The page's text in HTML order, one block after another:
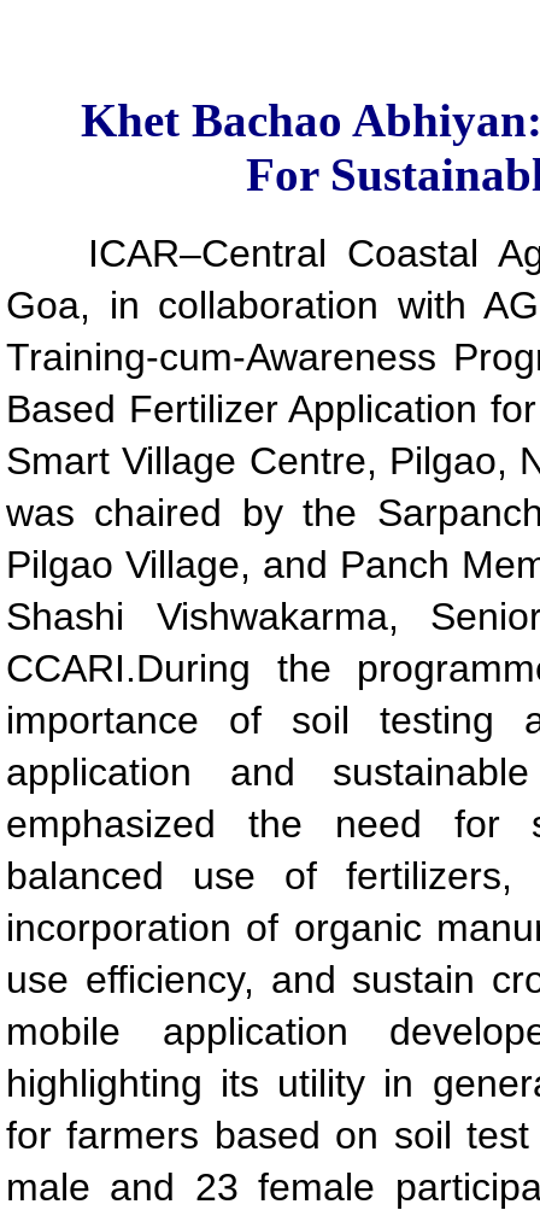
Khet Bachao
For
ICAR–Central Coastal
Goa, in collaboration with
Training-cum-Awareness
Based Fertilizer Application
Smart Village Centre, Pilgao,
was chaired by the
Pilgao Village, and Panch
Shashi Vishwakarma,
CCARI.During the
importance of soil testing
application and
emphasized the need for
balanced use of fertilizers,
incorporation of organic
use efficiency, and sustain
mobile application
highlighting its utility in
for farmers based on soil
male and 23 female